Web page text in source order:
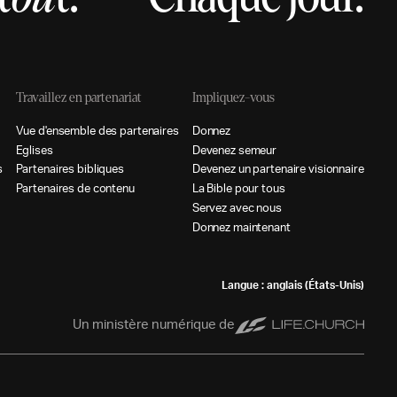
Travaillez en partenariat
Vuedensembledespartenaires
Eglises
Partenairesbibliques
Partenairesdecontenu
Impliquez-vous
Donnez
Devenezsemeur
Devenezunpartenairevisionnaire
L a Biblepourtous
Servezavecnous
Donnezmaintenant
Langue : anglais (États-Unis)
Un ministère numérique de